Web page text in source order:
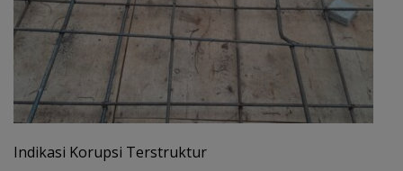
Indikasi Korupsi Terstruktur